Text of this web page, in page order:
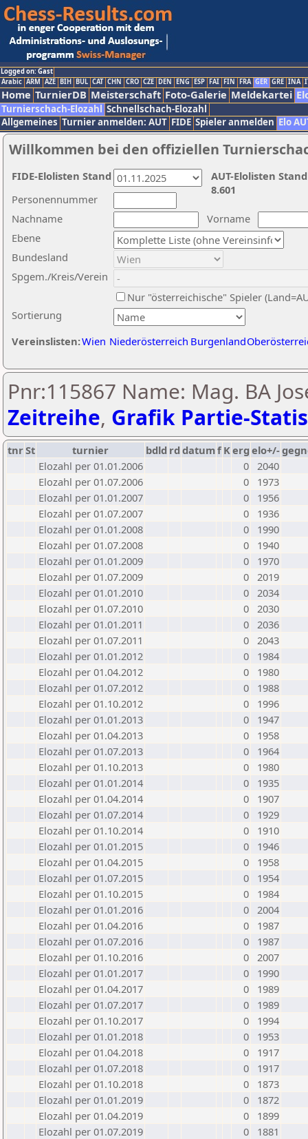
Logged on: Gast
Arabic ARM AZE BIH BUL CAT CHN CRO CZE DEN ENG ESP FAI FIN FRA GER GRE INA
Home TurnierDB Meisterschaft Foto-Galerie Meldekartei
Turnierschach-Elozahl Schnellschach-Elozahl
Allgemeines Turnier anmelden: AUT FIDE Spieler anmelden Elo
Willkommen bei den offiziellen
Nachname
Vorname
Ebene
Sortierung
Personennummer
Bundesland
Spgem./Kreis/Verein
Nur "österreichische" Spieler
Vereinslisten:Wien Niederösterreich Burgenland
AUT-Elolisten
8.601
FIDE-Elolisten Stand
Pnr:115867 Name: Mag. BA
Zeitreihe, Grafik Partie-
tnrSt turnier bdld rd datumf Kerg elo+/-
Elozahl per 01.01.2006
0 2040
Elozahl per 01.07.2006
0
1973
Elozahl per 01.01.2007
0
1956
Elozahl per 01.07.2007
0
1936
Elozahl per 01.01.2008
0
1990
Elozahl per 01.07.2008
0
1940
Elozahl per 01.01.2009
0
1970
Elozahl per 01.07.2009
0 2019
Elozahl per 01.01.2010
0 2034
Elozahl per 01.07.2010
0 2030
Elozahl per 01.01.2011
0 2036
Elozahl per 01.07.2011
0 2043
Elozahl per 01.01.2012
0
1984
Elozahl per 01.04.2012
0
1980
Elozahl per 01.07.2012
0
1988
Elozahl per 01.10.2012
0
1996
Elozahl per 01.01.2013
0
1947
Elozahl per 01.04.2013
0
1958
Elozahl per 01.07.2013
0
1964
Elozahl per 01.10.2013
0
1980
Elozahl per 01.01.2014
0
1935
Elozahl per 01.04.2014
0
1907
Elozahl per 01.07.2014
0
1929
Elozahl per 01.10.2014
0
1910
Elozahl per 01.01.2015
0
1946
Elozahl per 01.04.2015
0
1958
Elozahl per 01.07.2015
0
1954
Elozahl per 01.10.2015
0
1984
Elozahl per 01.01.2016
0 2004
Elozahl per 01.04.2016
0
1987
Elozahl per 01.07.2016
0
1987
Elozahl per 01.10.2016
0 2007
Elozahl per 01.01.2017
0
1990
Elozahl per 01.04.2017
0
1989
Elozahl per 01.07.2017
0
1989
Elozahl per 01.10.2017
0
1994
Elozahl per 01.01.2018
0
1953
Elozahl per 01.04.2018
0
1917
Elozahl per 01.07.2018
0
1917
Elozahl per 01.10.2018
0
1873
Elozahl per 01.01.2019
0
1872
Elozahl per 01.04.2019
0
1899
Elozahl per 01.07.2019
0
1881